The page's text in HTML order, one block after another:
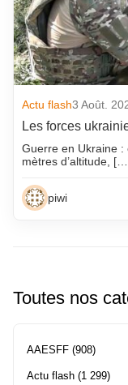
Actu flash3 Août.
Les forces
Guerre en Ukraine
mètres d’altitude,
piwi
Toutes nos
AAESFF (908)
Actu flash (1 299)